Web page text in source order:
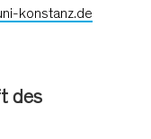
konstanz.de
des